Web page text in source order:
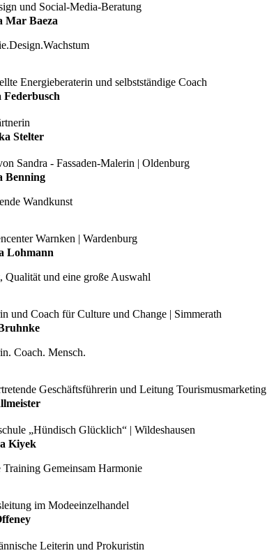
und Social-Media-Beratung
Mar Baeza
Energieberaterin und selbstständige Coach
Federbusch
Stelter
Sandra - Fassaden-Malerin | Oldenburg
Benning
Wandkunst
Warnken | Wardenburg
Lohmann
Qualität und eine große Auswahl
und Coach für Culture und Change | Simmerath
Coach. Mensch.
Geschäftsführerin und Leitung Tourismusmarketing
„Hündisch Glücklich“ | Wildeshausen
Kiyek
Training Gemeinsam Harmonie
im Modeeinzelhandel
Leiterin und Prokuristin